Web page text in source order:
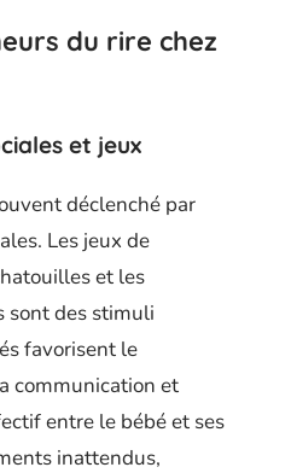
du rire chez
et jeux
déclenché par
Les jeux de
et les
sont des stimuli
favorisent le
communication et
entre le bébé et ses
inattendus,